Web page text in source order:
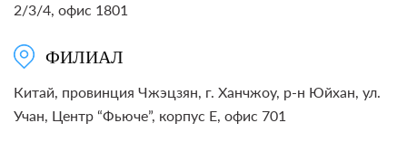
2/3/4, офис 1801
ФИЛИАЛ
Китай, провинция Чжэцзян, г. Ханчжоу, р-н Юйхан, ул.
Учан, Центр “Фьюче”, корпус E, офис 701